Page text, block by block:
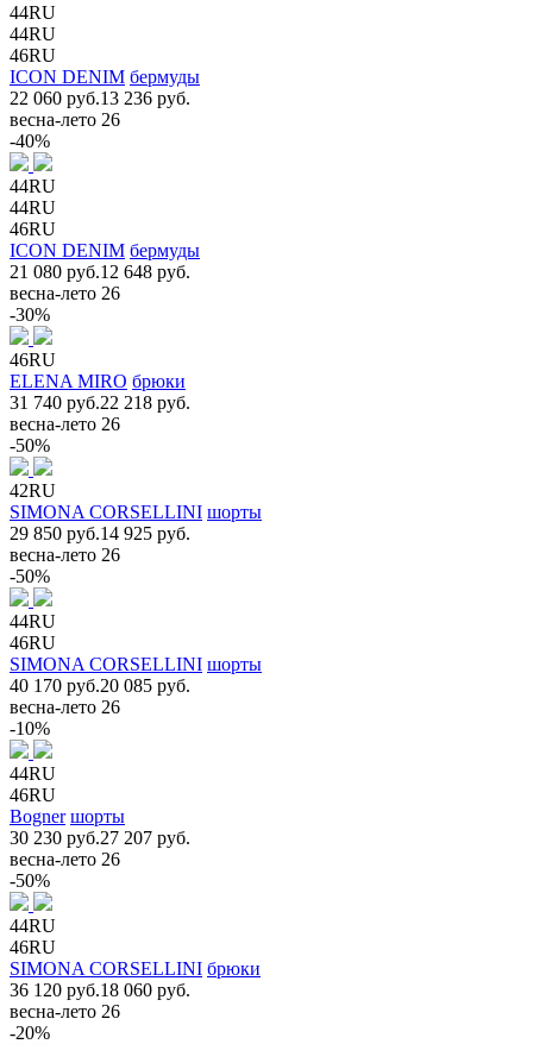
44RU
44RU
46RU
ICON DENIM бермуды
22 060 руб.13 236 руб.
весна-лето 26
-40%
44RU
44RU
46RU
ICON DENIM бермуды
21 080 руб.12 648 руб.
весна-лето 26
-30%
46RU
ELENA MIRO брюки
31 740 руб.22 218 руб.
весна-лето 26
-50%
42RU
SIMONA CORSELLINI шорты
29 850 руб.14 925 руб.
весна-лето 26
-50%
44RU
46RU
SIMONA CORSELLINI шорты
40 170 руб.20 085 руб.
весна-лето 26
-10%
44RU
46RU
Bogner шорты
30 230 руб.27 207 руб.
весна-лето 26
-50%
44RU
46RU
SIMONA CORSELLINI брюки
36 120 руб.18 060 руб.
весна-лето 26
-20%